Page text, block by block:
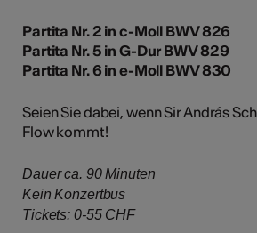
Partita Nr. 2 in c-Moll BWV 826
Partita Nr. 5 in G-Dur BWV 829
Partita Nr. 6 in e-Moll BWV 830
Seien Sie dabei, wenn Sir András
Flow kommt!
Dauer ca. 90 Minuten
Kein Konzertbus
Tickets: 0-55 CHF​​​​​​​​​​​​​​​​​​​​​​​​​​​​​​​​​​​​​​​​​​​​​​​​​​​​​​​​​​​​​​​​​​​​​​​​​​​​​​​​​​​​​​​​​​​